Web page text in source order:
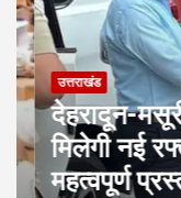
उत्तराखंड
देहरादून-
मिलेगी नई
महत्वपूर्ण